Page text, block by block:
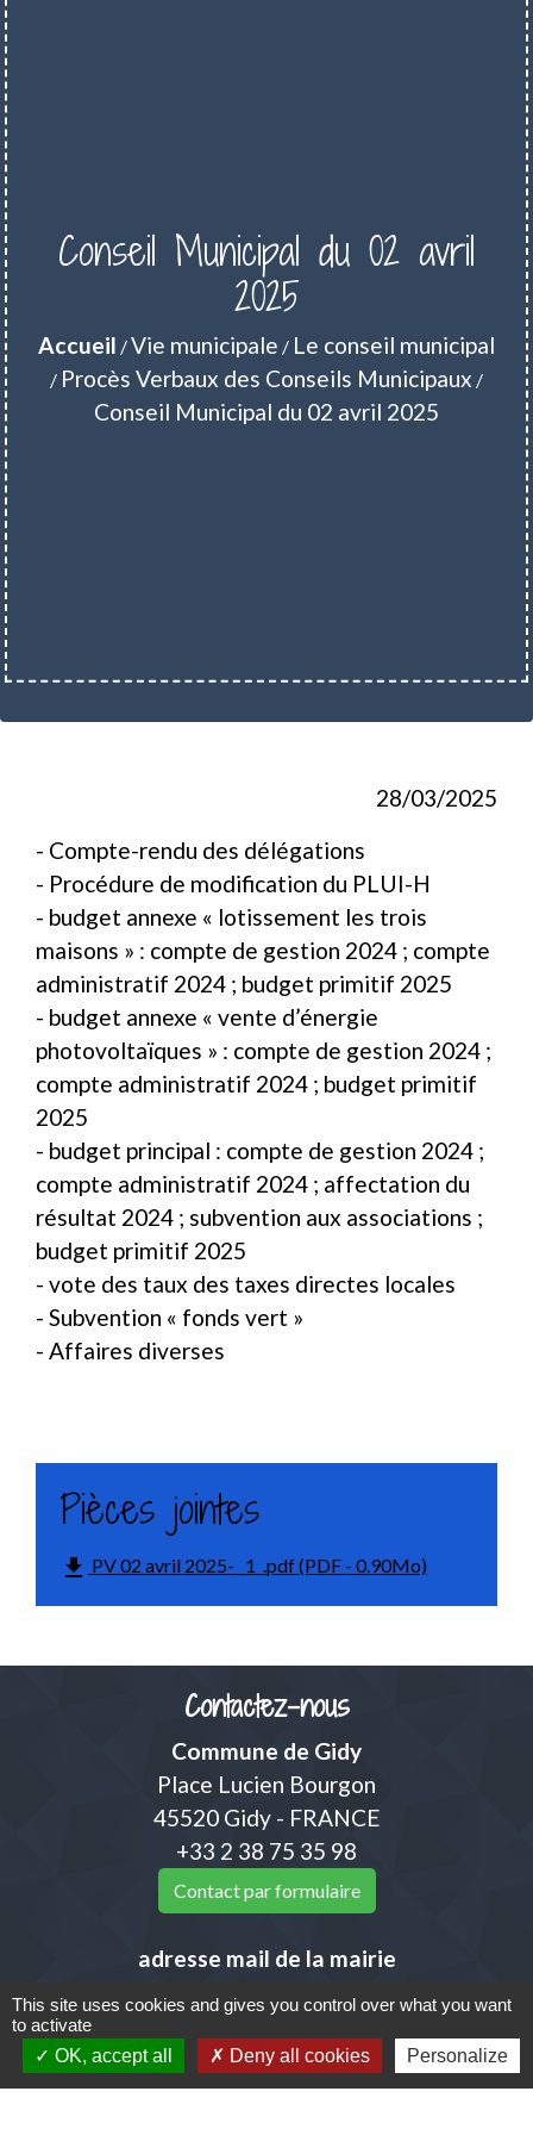
Conseil Municipal du 02 avril
2025
Accueil /Vie municipale / Le conseil municipal
/ Procès Verbaux des Conseils Municipaux /
Conseil Municipal du 02 avril 2025
28/03/2025
- Compte-rendu des délégations
- Procédure de modification du PLUI-H
- budget annexe « lotissement les trois
maisons » : compte de gestion 2024 ; compte
administratif 2024 ; budget primitif 2025
- budget annexe « vente d’énergie
photovoltaïques » : compte de gestion 2024 ;
compte administratif 2024 ; budget primitif
2025
- budget principal : compte de gestion 2024 ;
compte administratif 2024 ; affectation du
résultat 2024 ; subvention aux associations ;
budget primitif 2025
- vote des taux des taxes directes locales
- Subvention « fonds vert »
- Affaires diverses
Pièces jointes
file_download PV 02 avril 2025- _1_.pdf (PDF - 0.90Mo)
Contactez-nous
Commune de Gidy
Place Lucien Bourgon
45520 Gidy - FRANCE
+33 2 38 75 35 98
Contact par formulaire
adresse mail de la mairie
accueil@mairiedegidy.fr
Liens
This site uses cookies and gives you control over what you want
to activate
OK, accept all
Deny all cookies Personalize